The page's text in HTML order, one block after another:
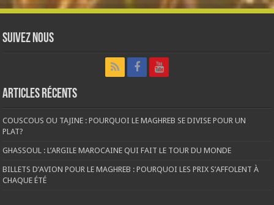
Suivez nous
Articles récents
COUSCOUS OU TAJINE : POURQUOI LE MAGHREB SE DIVISE POUR UN
PLAT?
GHASSOUL : L’ARGILE MAROCAINE QUI FAIT LE TOUR DU MONDE
BILLETS D’AVION POUR LE MAGHREB : POURQUOI LES PRIX S’AFFOLENT À
CHAQUE ÉTÉ